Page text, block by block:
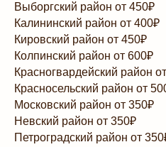
Выборгский район от 450₽
Калининский район от 400₽
Кировский район от 450₽
Колпинский район от 600₽
Красногвардейский район
Красносельский район от
Московский район от 350₽
Невский район от 350₽
Петроградский район от